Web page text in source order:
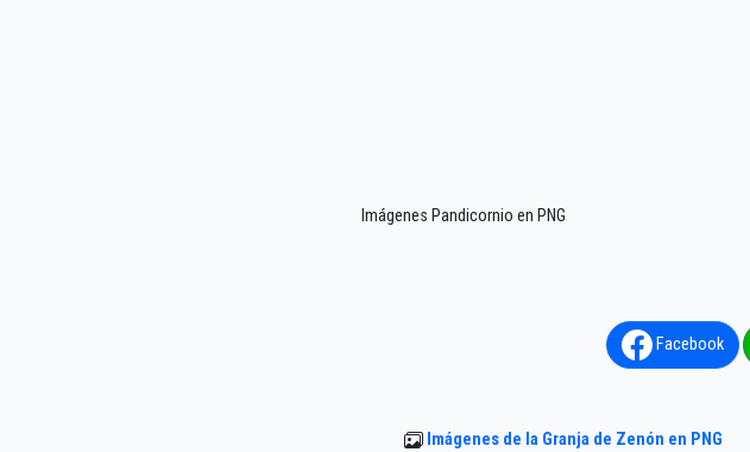
Imágenes Pandicornio en PNG
Facebook
Imágenes de la Granja de Zenón en PNG